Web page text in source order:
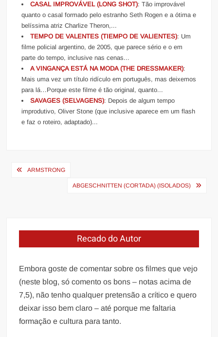
CASAL IMPROVÁVEL (LONG SHOT): Tão improvável
quanto o casal formado pelo estranho Seth Rogen e a ótima e
belíssima atriz Charlize Theron,...
TEMPO DE VALENTES (TIEMPO DE VALIENTES): Um
filme policial argentino, de 2005, que parece sério e o em
parte do tempo, inclusive nas cenas...
A VINGANÇA ESTÁ NA MODA (THE DRESSMAKER):
Mais uma vez um título ridículo em português, mas deixemos
para lá…Porque este filme é tão original, quanto...
SAVAGES (SELVAGENS): Depois de algum tempo
improdutivo, Oliver Stone (que inclusive aparece em um flash
e faz o roteiro, adaptado)...
Navegação
ARMSTRONG
ABGESCHNITTEN (CORTADA) (ISOLADOS)
Recado do Autor
Embora goste de comentar sobre os filmes que vejo
(neste blog, só comento os bons – notas acima de
7,5), não tenho qualquer pretensão a crítico e quero
deixar isso bem claro – até porque me faltaria
formação e cultura para tanto.